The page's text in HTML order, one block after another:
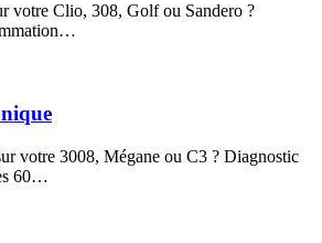
votre Clio, 308, Golf ou Sandero ?
votre 3008, Mégane ou C3 ? Diagnostic
60…